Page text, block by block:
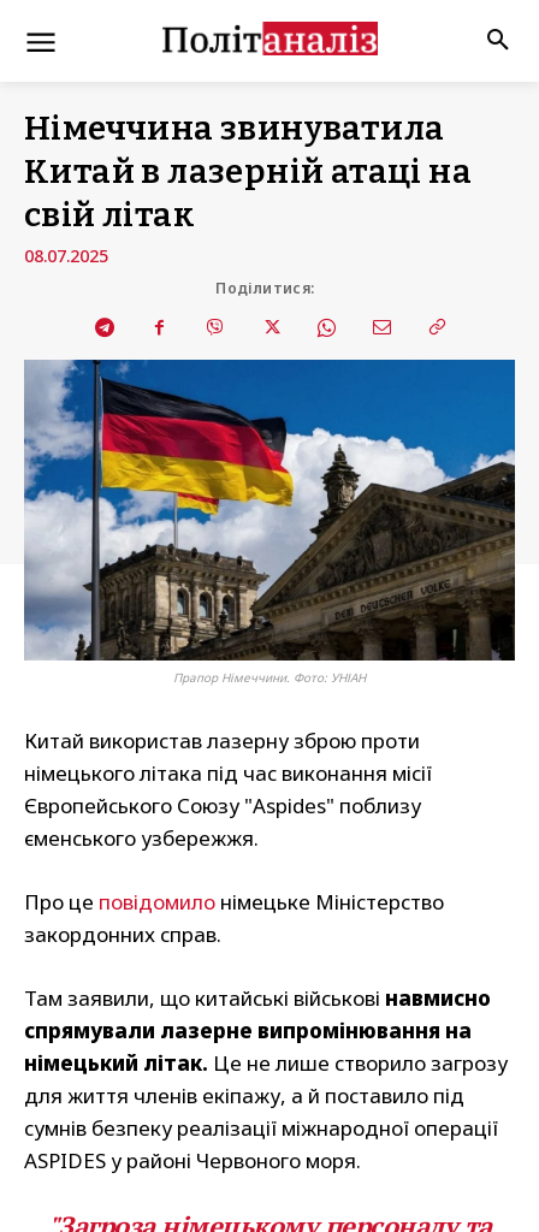
Німеччина звинуватила
Китай в лазерній атаці на
свій літак
08.07.2025
Поділитися:
Прапор Німеччини. Фото: УНІАН
Китай використав лазерну зброю проти
німецького літака під час виконання місії
Європейського Союзу "Aspides" поблизу
єменського узбережжя.
Про це повідомило німецьке Міністерство
закордонних справ.
Там заявили, що китайські військові навмисно
спрямували лазерне випромінювання на
німецький літак. Це не лише створило загрозу
для життя членів екіпажу, а й поставило під
сумнів безпеку реалізації міжнародної операції
ASPIDES у районі Червоного моря.